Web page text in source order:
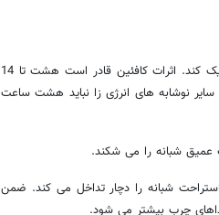
- قهوه:کافئین می تواند برای چند ساعت، سیستم عصبی مرکزی را تحریک کند. اثرات کافئین قادر است هشت تا 14
نوشابه های انرژی زا نباید هشت ساعت
شبانه را می شکند.
شبانه را دچار تداخل می کند. ضمن
چرب بیشتر می شود.